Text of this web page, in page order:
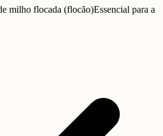
milho flocada (flocão)Essencial para a